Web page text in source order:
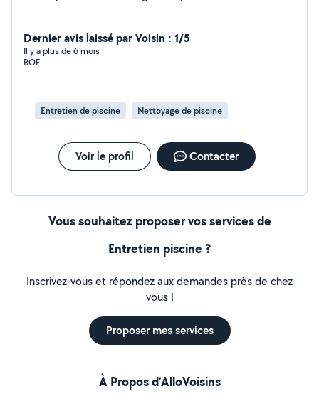
Dernier avis laissé par Voisin : 1/5
Il y a plus de 6 mois
BOF
Entretien de piscine Nettoyage de piscine
Voir le profil Contacter
Vous souhaitez proposer vos services de
Entretien piscine ?
Inscrivez-vous et répondez aux demandes près de chez
vous !
Proposer mes services
À Propos d’AlloVoisins